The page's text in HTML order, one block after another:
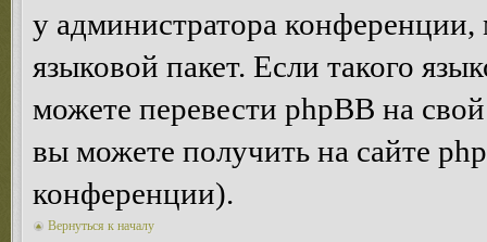
у администратора
языковой пакет. Если такого
можете перевести phpBB на
вы можете получить на сайте
конференции).
Вернуться к началу